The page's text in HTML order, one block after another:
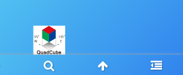
2022-2026 QuadCube.